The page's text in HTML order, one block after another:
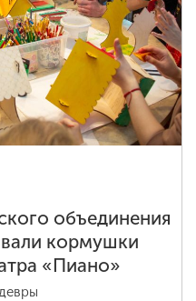
объединения
кормушки
«Пиано»